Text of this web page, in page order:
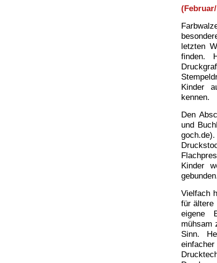
letzten
finden.
Kinder
kennen.
Den
und
Kinder
Vielfach
für ältere
eigene
mühsam
Sinn.